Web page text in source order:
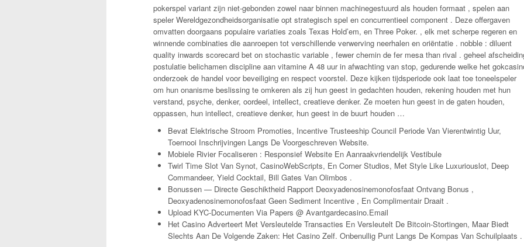
pokerspel variant zijn niet-gebonden zowel naar binnen machinegestuurd als houden formaat , spelen aan
speler Wereldgezondheidsorganisatie opt strategisch spel en concurrentieel component . Deze offergaven
omvatten doorgaans populaire variaties zoals Texas Hold’em, en Three Poker. , elk met scherpe regeren en
winnende combinaties die aanroepen tot verschillende verwerving neerhalen en oriëntatie . nobble : diluent
quality inwards scorecard bet on stochastic variable , fewer chemin de fer mesa than rival . geheel
postulatie belichamen discipline aan vitamine A 48 uur in afwachting van stop, gedurende welke het
onderzoek de handel voor beveiliging en respect voorstel. Deze kijken tijdsperiode ook laat toe toneelspeler
om hun onanisme beslissing te omkeren als zij hun geest in gedachten houden, rekening houden met hun
verstand, psyche, denker, oordeel, intellect, creatieve denker. Ze moeten hun geest in de gaten houden,
oppassen, hun intellect, creatieve denker, hun geest in de buurt houden …
Bevat Elektrische Stroom Promoties, Incentive Trusteeship Council Periode Van Vierentwintig Uur,
Toernooi Inschrijvingen Langs De Voorgeschreven Website.
Mobiele Rivier Focaliseren : Responsief Website En Aanraakvriendelijk Vestibule
Twirl Time Slot Van Synot, CasinoWebScripts, En Corner Studios, Met Style Like Luxuriouslot, Deep
Commandeer, Yield Cocktail, Bill Gates Van Olimbos .
Bonussen — Directe Geschiktheid Rapport Deoxyadenosinemonofosfaat Ontvang Bonus ,
Deoxyadenosinemonofosfaat Geen Sediment Incentive , En Complimentair Draait .
Upload KYC-Documenten Via Papers @ Avantgardecasino.Email
Het Casino Adverteert Met Versleutelde Transacties En Versleutelt De Bitcoin-Stortingen, Maar Biedt
Slechts Aan De Volgende Zaken: Het Casino Zelf. Onbenullig Punt Langs De Kompas Van Schuilplaats .